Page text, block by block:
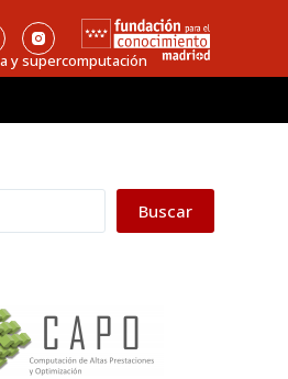
y supercomputación
Buscar